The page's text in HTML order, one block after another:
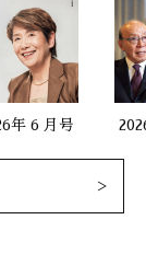
年 6 月号